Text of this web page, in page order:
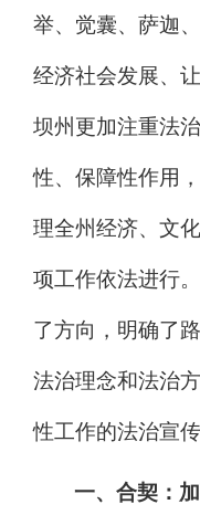
举、觉囊、萨迦
经济社会发展、
坝州更加注重法
性、保障性作用
理全州经济、文
项工作依法进行
了方向，明确了
法治理念和法治
性工作的法治宣
一、合契：